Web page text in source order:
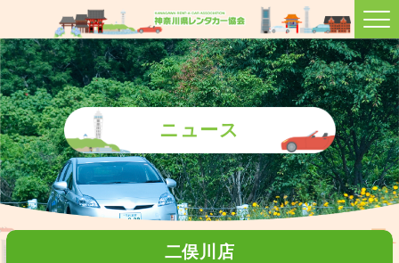
ニュース
二俣川店